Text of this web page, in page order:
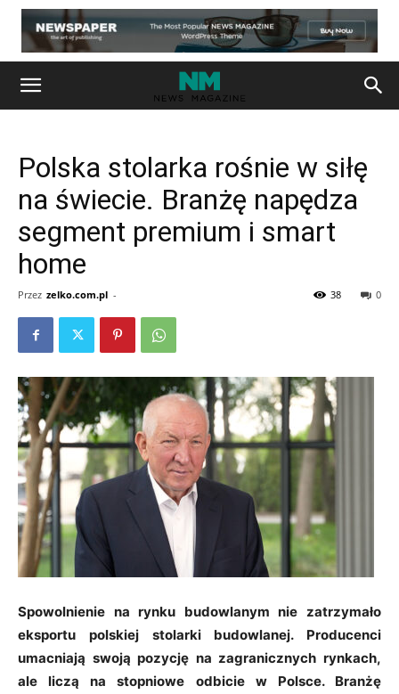
Polska stolarka rośnie w siłę
na świecie. Branżę napędza
segment premium i smart
home
Przez zelko.com.pl - 0
38
Spowolnienie na rynku budowlanym nie zatrzymało
eksportu polskiej stolarki budowlanej. Producenci
umacniają swoją pozycję na zagranicznych rynkach,
ale liczą na stopniowe odbicie w Polsce. Branżę